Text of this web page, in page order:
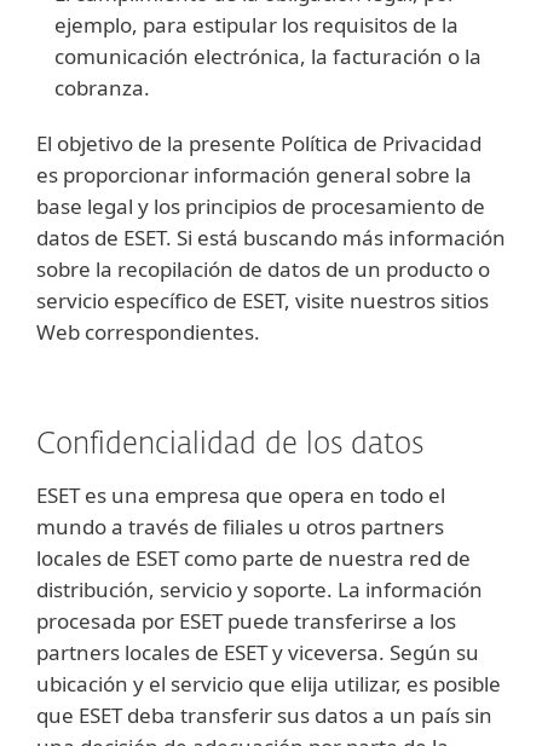
ejemplo, para estipular los requisitos de la
comunicación electrónica, la facturación o la
cobranza.
El objetivo de la presente Política de Privacidad
es proporcionar información general sobre la
base legal y los principios de procesamiento de
datos de ESET. Si está buscando más información
sobre la recopilación de datos de un producto o
servicio específico de ESET, visite nuestros sitios
Web correspondientes.
Confidencialidad de los datos
ESET es una empresa que opera en todo el
mundo a través de filiales u otros partners
locales de ESET como parte de nuestra red de
distribución, servicio y soporte. La información
procesada por ESET puede transferirse a los
partners locales de ESET y viceversa. Según su
ubicación y el servicio que elija utilizar, es posible
que ESET deba transferir sus datos a un país sin